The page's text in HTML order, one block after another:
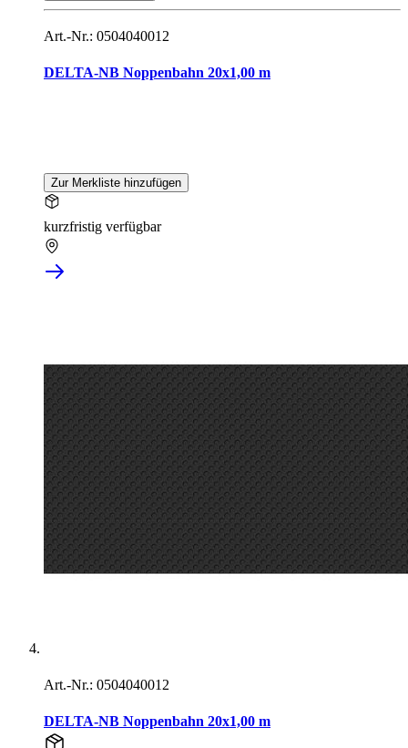
Art.-Nr.: 0504040012
DELTA-NB Noppenbahn 20x1,00 m
Zur Merkliste hinzufügen
kurzfristig verfügbar
Art.-Nr.: 0504040012
DELTA-NB Noppenbahn 20x1,00 m